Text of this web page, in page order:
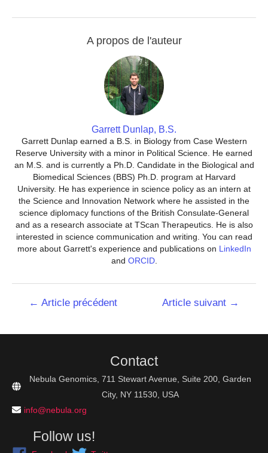
A propos de l'auteur
Garrett Dunlap, B.S.
Garrett Dunlap earned a B.S. in Biology from Case Western
Reserve University with a minor in Political Science. He earned
an M.S. and is currently a Ph.D. Candidate in the Biological and
Biomedical Sciences (BBS) Ph.D. program at Harvard
University. He has experience in science policy as an intern at
the Science and Innovation Network where he assisted in the
science diplomacy functions of the British Consulate-General
and as a research associate at TScan Therapeutics. He is also
interested in science communication and writing. You can read
more about Garrett's experience and publications on LinkedIn
and ORCID.
Navigation
← Article précédent Article suivant →
Contact
Nebula Genomics, 711 Stewart Avenue, Suite 200, Garden
City, NY 11530, USA
info@nebula.org
Follow us!